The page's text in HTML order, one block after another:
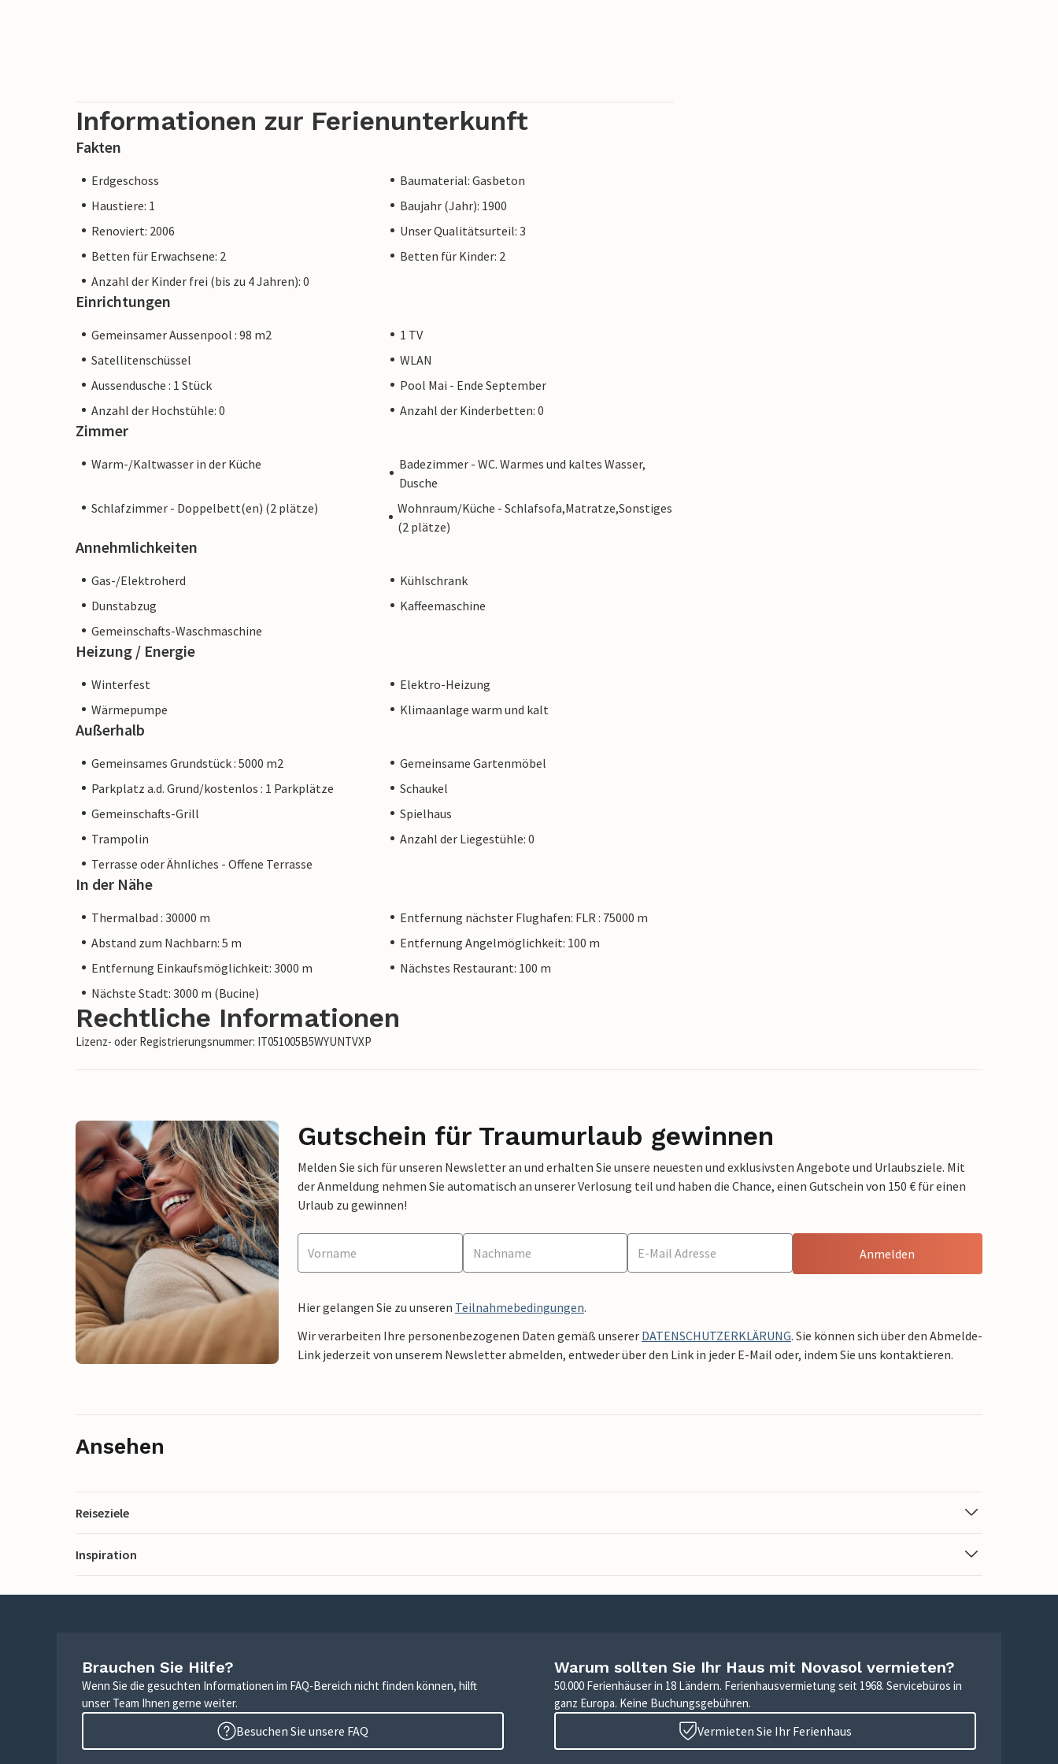
Informationen zur Ferienunterkunft
Fakten
Erdgeschoss
Baumaterial: Gasbeton
Haustiere: 1
Baujahr (Jahr): 1900
Renoviert: 2006
Unser Qualitätsurteil: 3
Betten für Erwachsene: 2
Betten für Kinder: 2
Anzahl der Kinder frei (bis zu 4 Jahren): 0
Einrichtungen
Gemeinsamer Aussenpool : 98 m2
1 TV
Satellitenschüssel
WLAN
Aussendusche : 1 Stück
Pool Mai - Ende September
Anzahl der Hochstühle: 0
Anzahl der Kinderbetten: 0
Zimmer
Warm-/Kaltwasser in der Küche
Badezimmer - WC. Warmes und kaltes Wasser,
Dusche
Schlafzimmer - Doppelbett(en) (2 plätze)
Wohnraum/Küche - Schlafsofa,Matratze,Sonstiges
(2 plätze)
Annehmlichkeiten
Gas-/Elektroherd
Kühlschrank
Dunstabzug
Kaffeemaschine
Gemeinschafts-Waschmaschine
Heizung / Energie
Winterfest
Elektro-Heizung
Wärmepumpe
Klimaanlage warm und kalt
Außerhalb
Gemeinsames Grundstück : 5000 m2
Gemeinsame Gartenmöbel
Parkplatz a.d. Grund/kostenlos : 1 Parkplätze
Schaukel
Gemeinschafts-Grill
Spielhaus
Trampolin
Anzahl der Liegestühle: 0
Terrasse oder Ähnliches - Offene Terrasse
In der Nähe
Thermalbad : 30000 m
Entfernung nächster Flughafen: FLR : 75000 m
Abstand zum Nachbarn: 5 m
Entfernung Angelmöglichkeit: 100 m
Entfernung Einkaufsmöglichkeit: 3000 m
Nächstes Restaurant: 100 m
Nächste Stadt: 3000 m (Bucine)
Rechtliche Informationen
Lizenz- oder Registrierungsnummer: IT051005B5WYUNTVXP
Gutschein für Traumurlaub gewinnen
Melden Sie sich für unseren Newsletter an und erhalten Sie unsere neuesten und exklusivsten Angebote und Urlaubsziele. Mit
der Anmeldung nehmen Sie automatisch an unserer Verlosung teil und haben die Chance, einen Gutschein von 150 € für einen
Urlaub zu gewinnen!
Anmelden
Hier gelangen Sie zu unseren Teilnahmebedingungen.
Wir verarbeiten Ihre personenbezogenen Daten gemäß unserer DATENSCHUTZERKLÄRUNG. Sie können sich über den Abmelde-
Link jederzeit von unserem Newsletter abmelden, entweder über den Link in jeder E-Mail oder, indem Sie uns kontaktieren.
Ansehen
Reiseziele
Inspiration
Brauchen Sie Hilfe?
Wenn Sie die gesuchten Informationen im FAQ-Bereich nicht finden können, hilft
unser Team Ihnen gerne weiter.
Besuchen Sie unsere FAQ
Warum sollten Sie Ihr Haus mit Novasol vermieten?
50.000 Ferienhäuser in 18 Ländern. Ferienhausvermietung seit 1968. Servicebüros in
ganz Europa. Keine Buchungsgebühren.
Vermieten Sie Ihr Ferienhaus